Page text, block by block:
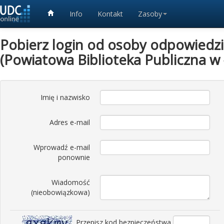
Info Kontakt Zasoby
Pobierz login od osoby
(Powiatowa Biblioteka Publiczna w
Imię i nazwisko
Adres e-mail
Wprowadź e-mail
ponownie
Wiadomość
(nieobowiązkowa)